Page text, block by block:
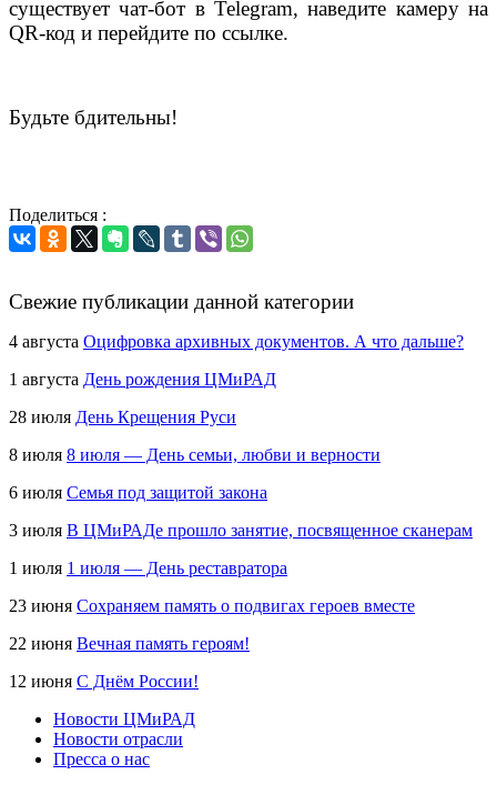
существует чат-бот в Telegram, наведите камеру на
QR-код и перейдите по ссылке.
Будьте бдительны!
Поделиться :
Свежие публикации данной категории
4 августа Оцифровка архивных документов. А что дальше?
1 августа День рождения ЦМиРАД
28 июля День Крещения Руси
8 июля 8 июля — День семьи, любви и верности
6 июля Семья под защитой закона
3 июля В ЦМиРАДе прошло занятие, посвященное сканерам
1 июля 1 июля — День реставратора
23 июня Сохраняем память о подвигах героев вместе
22 июня Вечная память героям!
12 июня С Днём России!
Новости ЦМиРАД
Новости отрасли
Пресса о нас